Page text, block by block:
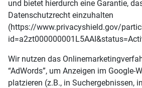
und bietet hierdurch eine Garantie,
Datenschutzrecht einzuhalten
(https://www.privacyshield.gov/
Wir nutzen das
“AdWords”, um Anzeigen im Google-
platzieren (z.B., in Suchergebnissen,